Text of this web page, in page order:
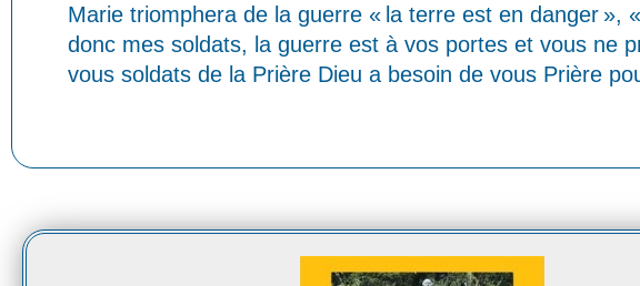
Marie triomphera de la guerre « la terre est en danger »,
donc mes soldats, la guerre est à vos portes et vous ne
vous soldats de la Prière Dieu a besoin de vous Prière